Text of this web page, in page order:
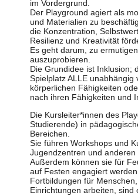
im Vordergrund.
Der Playground agiert als
und Materialien zu
die Konzentration,
Resilienz und Kreativität
Es geht darum, zu
auszuprobieren.
Die Grundidee ist Inklusion;
Spielplatz ALLE
körperlichen Fähigkeiten
nach ihren Fähigkeiten und
Die Kursleiter*innen des
Studierende) in
Bereichen.
Sie führen Workshops und
Jugendzentren und
Außerdem können sie für
auf Festen engagiert
Fortbildungen für
Einrichtungen arbeiten, sind